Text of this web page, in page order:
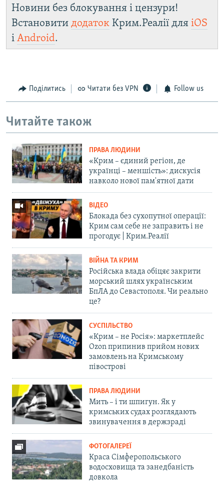
Новини без блокування і цензури!
Встановити додаток Крим.Реалії для iOS
і Android.
Поділитись Читати без VPN Follow us
Читайте також
ПРАВА ЛЮДИНИ
«Крим – єдиний регіон, де
українці – меншість»: дискусія
навколо нової пам'ятної дати
ВІДЕО
Блокада без сухопутної операції:
Крим сам себе не заправить і не
прогодує | Крим.Реалії
ВІЙНА ТА КРИМ
Російська влада обіцяє закрити
морський шлях українським
БпЛА до Севастополя. Чи реально
це?
СУСПІЛЬСТВО
«Крим – не Росія»: маркетплейс
Ozon припинив прийом нових
замовлень на Кримському
півострові
ПРАВА ЛЮДИНИ
Мить – і ти шпигун. Як у
кримських судах розглядають
звинувачення в держзраді
ФОТОГАЛЕРЕЇ
Краса Сімферопольського
водосховища та занедбаність
довкола